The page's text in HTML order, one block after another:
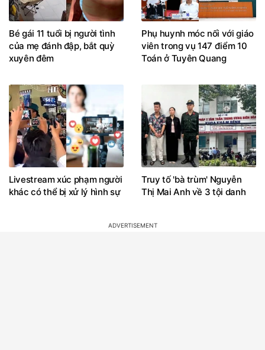
Bé gái 11 tuổi bị người tình
của mẹ đánh đập, bắt quỳ
xuyên đêm
Phụ huynh móc nối với giáo
viên trong vụ 147 điểm 10
Toán ở Tuyên Quang
Livestream xúc phạm người
khác có thể bị xử lý hình sự
Truy tố 'bà trùm' Nguyễn
Thị Mai Anh về 3 tội danh